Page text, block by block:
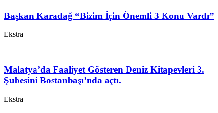
Başkan Karadağ “Bizim İçin Önemli 3 Konu Vardı”
Ekstra
Malatya’da Faaliyet Gösteren Deniz Kitapevleri 3.
Şubesini Bostanbaşı’nda açtı.
Ekstra